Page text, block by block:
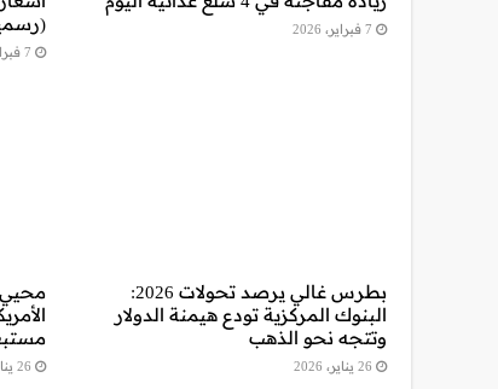
7 فبراير، 2026
7 فبراير، 2026
بطرس غالي يرصد تحولات 2026:
البنوك المركزية تودع هيمنة الدولار
وتتجه نحو الذهب
26 يناير، 2026
محيي
26 يناير، 2026